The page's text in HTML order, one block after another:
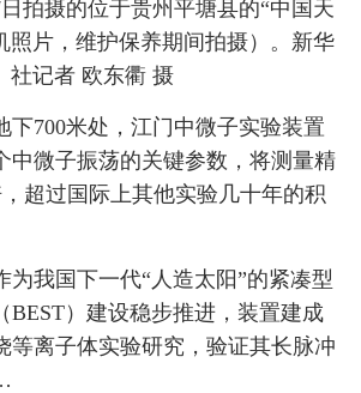
日拍摄的位于贵州平塘县的“中国天
照片，维护保养期间拍摄）。新华
社记者 欧东衢 摄
下700米处，江门中微子实验装置
中微子振荡的关键参数，将测量精
超过国际上其他实验几十年的积
为我国下一代“人造太阳”的紧凑型
BEST）建设稳步推进，装置建成
等离子体实验研究，验证其长脉冲